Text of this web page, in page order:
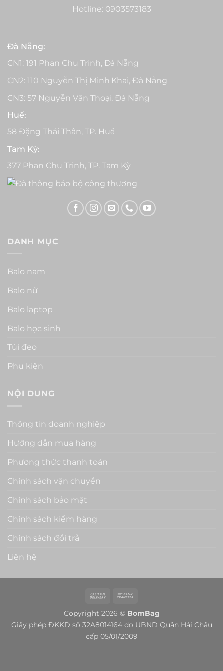
Hotline: 0903573183
Đà Nẵng:
CN1: 191 Phan Chu Trinh, Đà Nẵng
CN2: 110 Nguyễn Thị Minh Khai, Đà Nẵng
CN3: 57 Nguyễn Văn Thoại, Đà Nẵng
Huế:
58 Đặng Thái Thân, TP. Huế
Tam Kỳ:
377 Phan Chu Trinh, TP. Tam Kỳ
DANH MỤC
Balo nam
Balo nữ
Balo laptop
Balo học sinh
Túi đeo
Phụ kiện
NỘI DUNG
Thông tin doanh nghiệp
Hướng dẫn mua hàng
Phương thức thanh toán
Chính sách vận chuyển
Chính sách bảo mật
Chính sách kiểm hàng
Chính sách đổi trả
Liên hệ
Cash
Delivery
Copyright 2026 © BomBag
Giấy phép ĐKKD số 32A8014164 do UBND Quận Hải Châu
cấp 05/01/2009